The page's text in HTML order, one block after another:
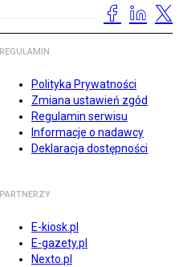
REGULAMIN
Polityka Prywatności
Zmiana ustawień zgód
Regulamin serwisu
Informacje o nadawcy
Deklaracja dostępności
PARTNERZY
E-kiosk.pl
E-gazety.pl
Nexto.pl